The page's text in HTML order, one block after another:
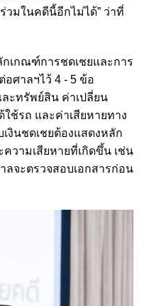
วมในคดีนี้อีกไม่ได้” ว่าที่
เกณฑ์การชดเชยและการ
อศาลฯไว้ 4 - 5 ข้อ
ะทรัพย์สิน ค่าเปลี่ยน
ใช้รถ และค่าเสียหายทาง
งินชดเชยต้องแสดงหลัก
วามเสียหายที่เกิดขึ้น เช่น
ลจะตรวจสอบเอกสารก่อน